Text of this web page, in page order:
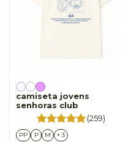
camiseta jovens
senhoras club
(259)
PP P M + 3